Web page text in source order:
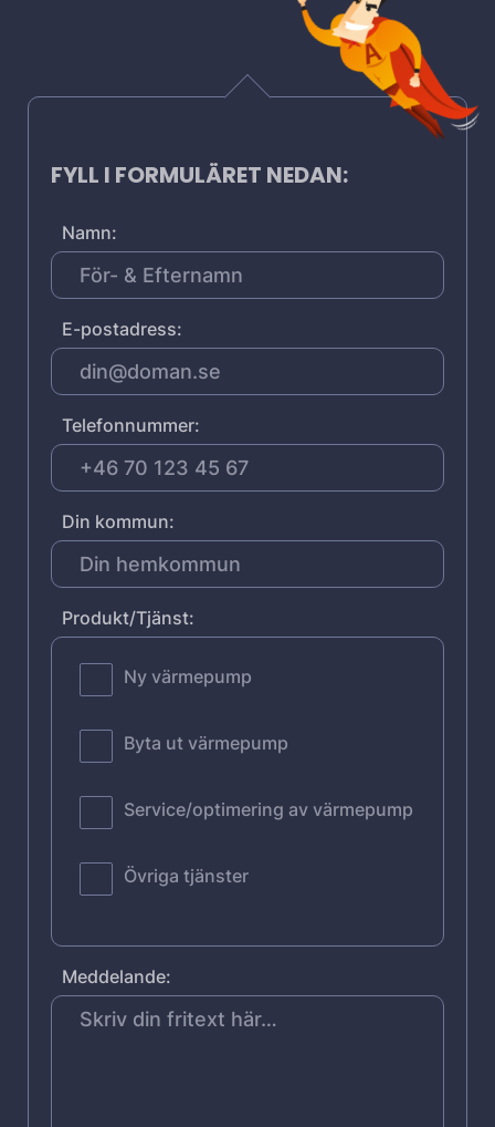
FYLL I FORMULÄRET NEDAN:
Namn:
E-postadress:
Telefonnummer:
Din kommun:
Produkt/Tjänst:
Ny värmepump
Byta ut värmepump
Service/optimering av värmepump
Övriga tjänster
Meddelande: